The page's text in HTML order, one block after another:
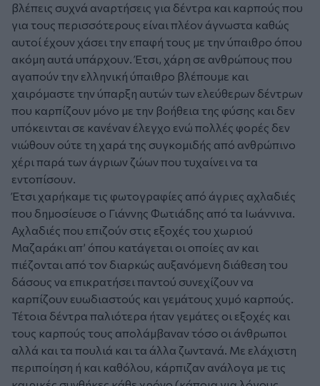
βλέπεις συχνά αναρτήσεις για δέντρα και καρπούς που
για τους περισσότερους είναι πλέον άγνωστα καθώς
αυτοί έχουν χάσει την επαφή τους με την ύπαιθρο όπου
ακόμη αυτά υπάρχουν. Έτσι, χάρη σε ανθρώπους που
αγαπούν την ελληνική ύπαιθρο βλέπουμε και
χαιρόμαστε την ύπαρξη αυτών των ελεύθερων δέντρων
που καρπίζουν μόνο με την βοήθεια της φύσης και δεν
υπόκεινται σε κανέναν έλεγχο ενώ πολλές φορές δεν
νιώθουν ούτε τη χαρά της συγκομιδής από ανθρώπινο
χέρι παρά των άγριων ζώων που τυχαίνει να τα
εντοπίσουν.
Έτσι χαρήκαμε τις φωτογραφίες από άγριες αχλαδιές
που δημοσίευσε ο Γιάννης Φωτιάδης από τα Ιωάννινα.
Αχλαδιές που επιζούν στις εξοχές του χωριού
Μαζαράκι απ’ όπου κατάγεται οι οποίες αν και
πιέζονται από τον διαρκώς αυξανόμενη διάθεση του
δάσους να επικρατήσει παντού συνεχίζουν να
καρπίζουν ευωδιαστούς και γεμάτους χυμό καρπούς.
Τέτοια δέντρα παλιότερα ήταν γεμάτες οι εξοχές και
τους καρπούς τους απολάμβαναν τόσο οι άνθρωποι
αλλά και τα πουλιά και τα άλλα ζωντανά. Με ελάχιστη
περιποίηση ή και καθόλου, κάρπιζαν ανάλογα με τις